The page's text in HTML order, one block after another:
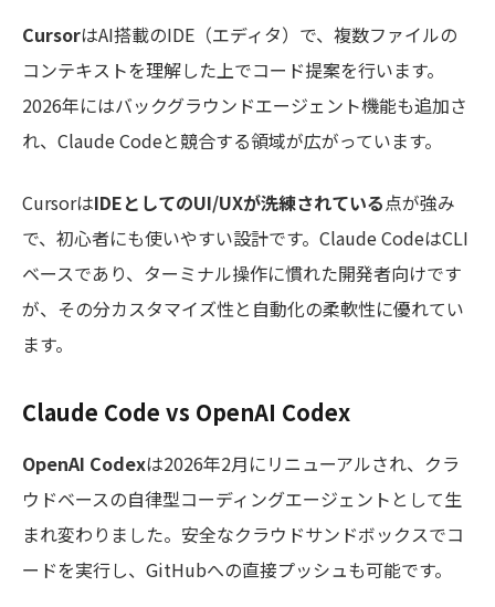
CursorはAI搭載のIDE（エディタ）で、複数ファイルの
コンテキストを理解した上でコード提案を行います。
2026年にはバックグラウンドエージェント機能も追加さ
れ、Claude Codeと競合する領域が広がっています。
CursorはIDEとしてのUI/UXが洗練されている点が強み
で、初心者にも使いやすい設計です。Claude CodeはCLI
ベースであり、ターミナル操作に慣れた開発者向けです
が、その分カスタマイズ性と自動化の柔軟性に優れてい
ます。
Claude Code vs OpenAI Codex
OpenAI Codexは2026年2月にリニューアルされ、クラ
ウドベースの自律型コーディングエージェントとして生
まれ変わりました。安全なクラウドサンドボックスでコ
ードを実行し、GitHubへの直接プッシュも可能です。